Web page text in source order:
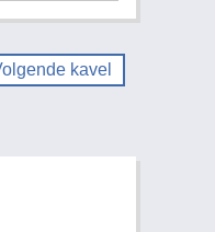
kavel